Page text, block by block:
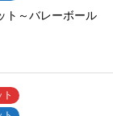
ト～バレーボール